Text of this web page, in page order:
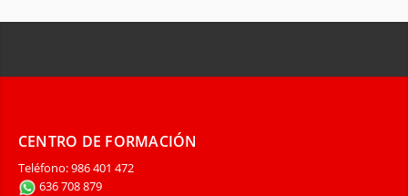
CENTRO DE FORMACIÓN
Teléfono: 986 401 472
636 708 879